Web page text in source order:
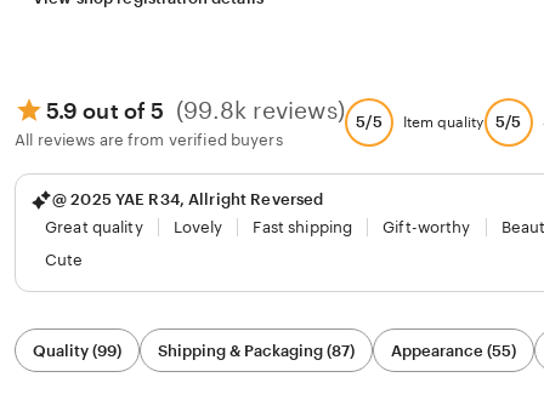
5.9 out of 5 (99.8k reviews)
All reviews are from verified buyers
5/5 Item quality 5/5
@ 2025 YAE R34, Allright Reversed
Great quality
Lovely Fast shipping Gift-worthy
Cute
Filter
by
category
Quality (99) Shipping & Packaging (87) Appearance (55)